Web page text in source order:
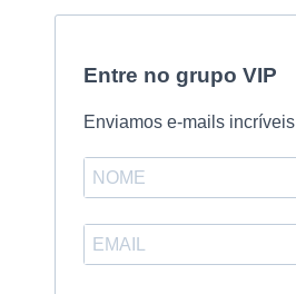
Entre no grupo VIP
Enviamos e-mails incríveis